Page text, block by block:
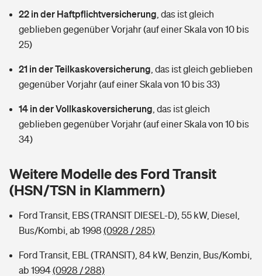
Wer versichert was: Jetzt Versicherer finden
Sie haben Fragen?
Mietkautionsversicherung
Restkreditversicherung
Tools
Hochwasser-Check: Wie gefährdet ist Ihr Haus?
Sie haben Fragen?
Kinderinvalidität
Hundehalter-Haftpflicht
Handyversicherung
Private Cyberversicherung
Zur Übersicht
Tierkrankenversicherung
Zur Übersicht
Tools
Wer versichert was: Jetzt Versicherer finden
Rentenrechner: Wie viel Geld bekomme ich im Alter?
22 in der Haftpflichtversicherung das ist gleich
geblieben gegenüber Vorjahr (auf einer Skala von 10 bis
25)
21 in der Teilkaskoversicherung das ist gleich geblieben
gegenüber Vorjahr (auf einer Skala von 10 bis 33)
14 in der Vollkaskoversicherung das ist gleich
geblieben gegenüber Vorjahr (auf einer Skala von 10 bis
34)
Weitere Modelle des Ford Transit
(HSN/TSN in Klammern)
Ford Transit, EBS (TRANSIT DIESEL-D), 55 kW, Diesel,
Bus/Kombi, ab 1998 (0928 / 285)
Ford Transit, EBL (TRANSIT), 84 kW, Benzin, Bus/Kombi,
ab 1994(0928 / 288)